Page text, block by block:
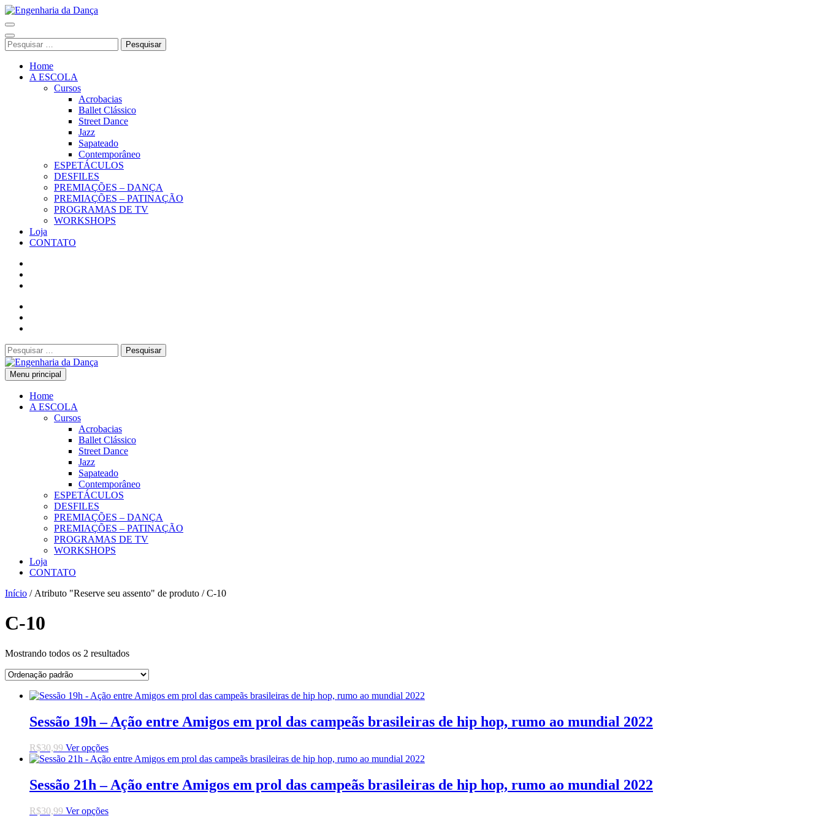
Pular
para
o
conteúdo
(Pressione
Enter)
Pesquisar
por:
Home
A ESCOLA
Cursos
Acrobacias
Ballet Clássico
Street Dance
Jazz
Sapateado
Contemporâneo
ESPETÁCULOS
DESFILES
PREMIAÇÕES – DANÇA
PREMIAÇÕES – PATINAÇÃO
PROGRAMAS DE TV
WORKSHOPS
Loja
CONTATO
Pesquisar
por:
Engenharia da Dança
Menu principal
Home
A ESCOLA
Cursos
Acrobacias
Ballet Clássico
Street Dance
Jazz
Sapateado
Contemporâneo
ESPETÁCULOS
DESFILES
PREMIAÇÕES – DANÇA
PREMIAÇÕES – PATINAÇÃO
PROGRAMAS DE TV
WORKSHOPS
Loja
CONTATO
Início / Atributo "Reserve seu assento" de produto / C-10
C-10
Mostrando todos os 2 resultados
Sessão 19h – Ação entre Amigos em prol das campeãs brasileiras de hip hop, rumo ao mundial 2022
R$30,99 Ver opçõesEste
produto
várias
variantes.
opções
Sessão 21h – Ação entre Amigos em prol das campeãs brasileiras de hip hop, rumo ao mundial 2022
R$30,99 Ver opçõesEste